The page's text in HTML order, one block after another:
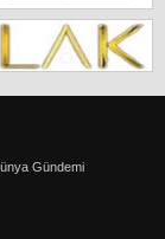
Gündemi